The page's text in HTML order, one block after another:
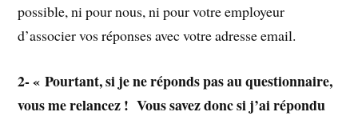
possible, ni pour nous, ni pour votre employeur
d’associer vos réponses avec votre adresse email.
2- « Pourtant, si je ne réponds pas au questionnaire,
vous me relancez ! Vous savez donc si j’ai répondu